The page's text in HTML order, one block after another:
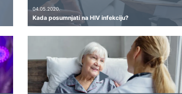
04.05.2020.
Kada posumnjati na HIV infekciju?